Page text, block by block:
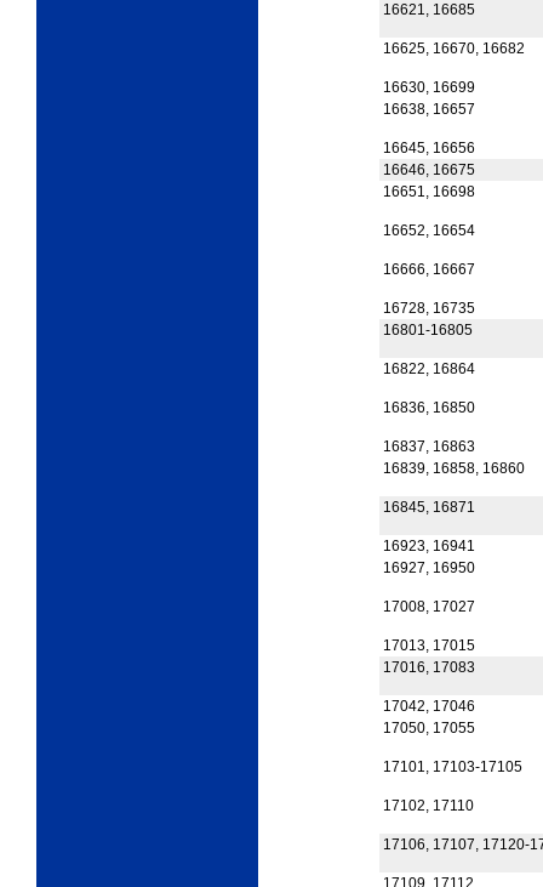
16621, 16685
16625, 16670, 16682
16630, 16699
16638, 16657
16645, 16656
16646, 16675
16651, 16698
16652, 16654
16666, 16667
16728, 16735
16801-16805
16822, 16864
16836, 16850
16837, 16863
16839, 16858, 16860
16845, 16871
16923, 16941
16927, 16950
17008, 17027
17013, 17015
17016, 17083
17042, 17046
17050, 17055
17101, 17103-17105
17102, 17110
17106, 17107, 17120-
17109, 17112